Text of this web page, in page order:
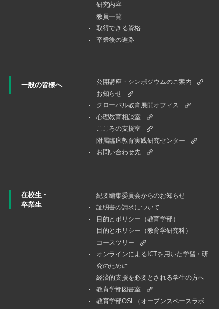
研究内容
教員一覧
取得できる資格
卒業後の進路
一般の皆様へ
公開講座・シンポジウムのご案内
お知らせ
グローバル教育展開オフィス
心理教育相談室
こころの支援室
附属臨床教育実践研究センター
お問い合わせ先
在校生・
卒業生
紀要編集委員会からのお知らせ
証明書の請求について
目的とポリシー（教育学部）
目的とポリシー（教育学研究科）
コースツリー
オンラインによるICTを用いた学習・研
究のために
経済的支援を必要とされる学生の方へ
教育学部図書室
教育学部OSL（オープンスペースラボ